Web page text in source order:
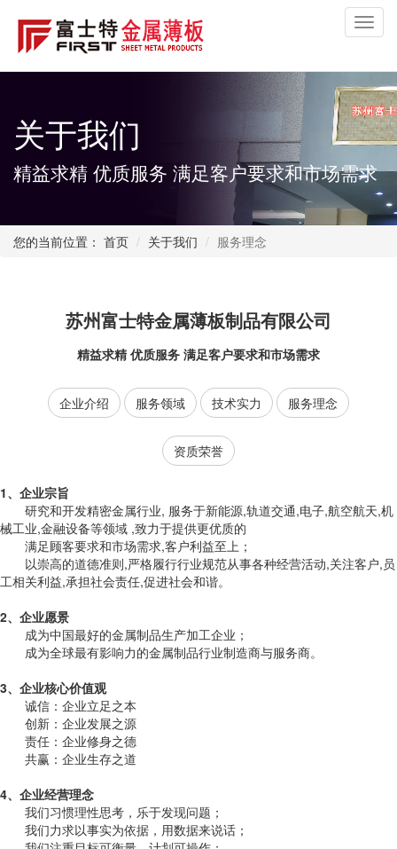
关于我们
精益求精 优质服务 满足客户要求和市场需求
您的当前位置： 首页 关于我们 服务理念
苏州富士特金属薄板制品有限公司
精益求精 优质服务 满足客户要求和市场需求
企业介绍 服务领域 技术实力 服务理念
资质荣誉
1、企业宗旨
研究和开发精密金属行业, 服务于新能源,轨道交通,电子,航空航天,机
械工业,金融设备等领域 ,致力于提供更优质的
满足顾客要求和市场需求,客户利益至上；
以崇高的道德准则,严格履行行业规范从事各种经营活动,关注客户,员
工相关利益,承担社会责任,促进社会和谐。
2、企业愿景
成为中国最好的金属制品生产加工企业；
成为全球最有影响力的金属制品行业制造商与服务商。
3、企业核心价值观
诚信：企业立足之本
创新：企业发展之源
责任：企业修身之德
共赢：企业生存之道
4、企业经营理念
我们习惯理性思考，乐于发现问题；
我们力求以事实为依据，用数据来说话；